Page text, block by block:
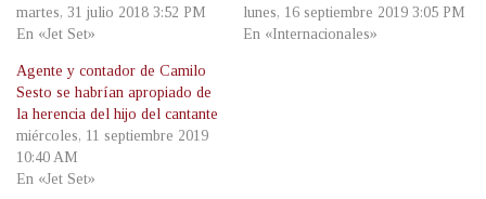
martes, 31 julio 2018 3:52 PM
En «Jet Set»
lunes, 16 septiembre 2019 3:05 PM
En «Internacionales»
Agente y contador de Camilo
Sesto se habrían apropiado de
la herencia del hijo del cantante
miércoles, 11 septiembre 2019
10:40 AM
En «Jet Set»